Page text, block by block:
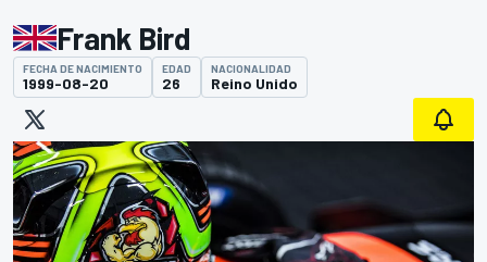
Frank Bird
FECHA DE NACIMIENTO
1999-08-20
EDAD
26
NACIONALIDAD
Reino Unido